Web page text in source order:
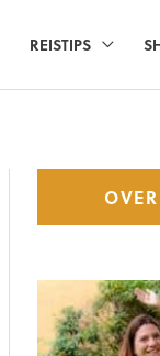
REISTIPS